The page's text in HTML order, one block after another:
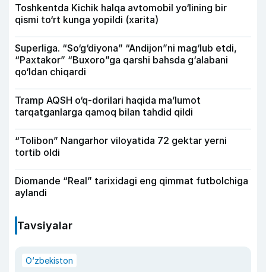
Toshkentda Kichik halqa avtomobil yo‘lining bir
qismi to‘rt kunga yopildi (xarita)
Superliga. “So‘g‘diyona” “Andijon”ni mag‘lub etdi,
“Paxtakor” “Buxoro”ga qarshi bahsda g‘alabani
qo‘ldan chiqardi
Tramp AQSH o‘q-dorilari haqida ma’lumot
tarqatganlarga qamoq bilan tahdid qildi
“Tolibon” Nangarhor viloyatida 72 gektar yerni
tortib oldi
Diomande “Real” tarixidagi eng qimmat futbolchiga
aylandi
Tavsiyalar
O‘zbekiston